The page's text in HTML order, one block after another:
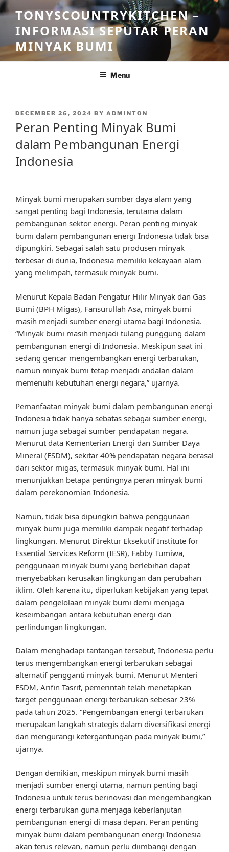
Skip
to
content
TONYSCOUNTRYKITCHEN –
INFORMASI SEPUTAR PERAN
MINYAK BUMI
Menu
POSTED
DECEMBER 26, 2024 BY ADMINTON
Peran Penting Minyak Bumi
dalam Pembangunan Energi
Indonesia
Minyak bumi merupakan sumber daya alam yang
sangat penting bagi Indonesia, terutama dalam
pembangunan sektor energi. Peran penting minyak
bumi dalam pembangunan energi Indonesia tidak bisa
dipungkiri. Sebagai salah satu produsen minyak
terbesar di dunia, Indonesia memiliki kekayaan alam
yang melimpah, termasuk minyak bumi.
Menurut Kepala Badan Pengatur Hilir Minyak dan Gas
Bumi (BPH Migas), Fansurullah Asa, minyak bumi
masih menjadi sumber energi utama bagi Indonesia.
“Minyak bumi masih menjadi tulang punggung dalam
pembangunan energi di Indonesia. Meskipun saat ini
sedang gencar mengembangkan energi terbarukan,
namun minyak bumi tetap menjadi andalan dalam
memenuhi kebutuhan energi negara,” ujarnya.
Pemanfaatan minyak bumi dalam pembangunan energi
Indonesia tidak hanya sebatas sebagai sumber energi,
namun juga sebagai sumber pendapatan negara.
Menurut data Kementerian Energi dan Sumber Daya
Mineral (ESDM), sekitar 40% pendapatan negara berasal
dari sektor migas, termasuk minyak bumi. Hal ini
menunjukkan betapa pentingnya peran minyak bumi
dalam perekonomian Indonesia.
Namun, tidak bisa dipungkiri bahwa penggunaan
minyak bumi juga memiliki dampak negatif terhadap
lingkungan. Menurut Direktur Eksekutif Institute for
Essential Services Reform (IESR), Fabby Tumiwa,
penggunaan minyak bumi yang berlebihan dapat
menyebabkan kerusakan lingkungan dan perubahan
iklim. Oleh karena itu, diperlukan kebijakan yang tepat
dalam pengelolaan minyak bumi demi menjaga
keseimbangan antara kebutuhan energi dan
perlindungan lingkungan.
Dalam menghadapi tantangan tersebut, Indonesia perlu
terus mengembangkan energi terbarukan sebagai
alternatif pengganti minyak bumi. Menurut Menteri
ESDM, Arifin Tasrif, pemerintah telah menetapkan
target penggunaan energi terbarukan sebesar 23%
pada tahun 2025. “Pengembangan energi terbarukan
merupakan langkah strategis dalam diversifikasi energi
dan mengurangi ketergantungan pada minyak bumi,”
ujarnya.
Dengan demikian, meskipun minyak bumi masih
menjadi sumber energi utama, namun penting bagi
Indonesia untuk terus berinovasi dan mengembangkan
energi terbarukan guna menjaga keberlanjutan
pembangunan energi di masa depan. Peran penting
minyak bumi dalam pembangunan energi Indonesia
akan terus relevan, namun perlu diimbangi dengan